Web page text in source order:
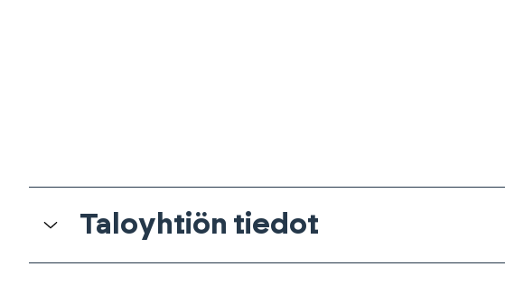
Taloyhtiön tiedot